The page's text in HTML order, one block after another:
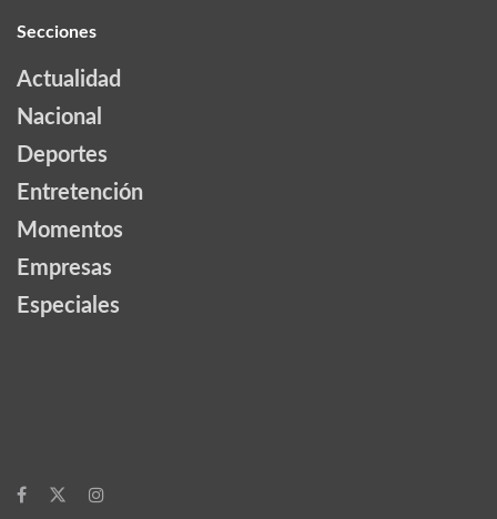
Secciones
Actualidad
Nacional
Deportes
Entretención
Momentos
Empresas
Especiales